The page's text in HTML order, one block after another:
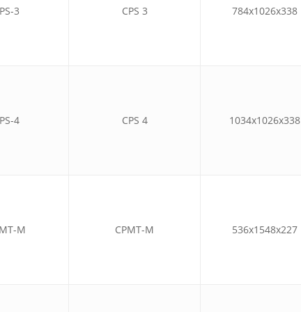
3 CPS 3 784x1026x338
4 CPS 4 1034x1026x338
M CPMT-M 536x1548x227